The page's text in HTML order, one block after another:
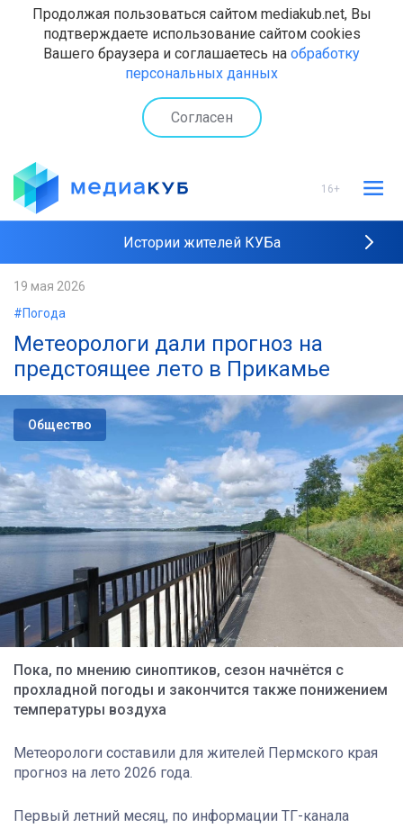
Продолжая пользоваться сайтом mediakub.net, Вы
подтверждаете использование сайтом cookies
Вашего браузера и соглашаетесь на обработку
персональных данных
Согласен
16+
Истории жителей КУБа
19 мая 2026
#Погода
Метеорологи дали прогноз на
предстоящее лето в Прикамье
Общество
Пока, по мнению синоптиков, сезон начнётся с
прохладной погоды и закончится также понижением
температуры воздуха
Метеорологи составили для жителей Пермского края
прогноз на лето 2026 года.
Первый летний месяц, по информации ТГ-канала